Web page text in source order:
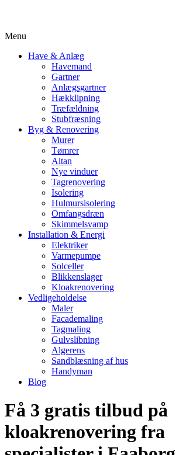
Menu
Have & Anlæg
Havemand
Gartner
Anlægsgartner
Hækklipning
Træfældning
Stubfræsning
Byg & Renovering
Murer
Tømrer
Altan
Nye vinduer
Tagrenovering
Isolering
Hulmursisolering
Omfangsdræn
Skimmelsvamp
Installation & Energi
Elektriker
Varmepumpe
Solceller
Blikkenslager
Kloakrenovering
Vedligeholdelse
Maler
Facademaling
Tagmaling
Gulvslibning
Algerens
Sandblæsning af hus
Handyman
Blog
Få 3 gratis tilbud på
kloakrenovering fra